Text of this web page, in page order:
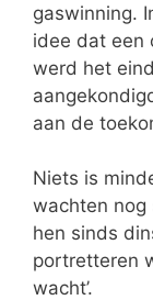
gaswinning.
idee dat een
werd het
aan de
Niets is
wachten nog
hen sinds
portretteren
wacht’.